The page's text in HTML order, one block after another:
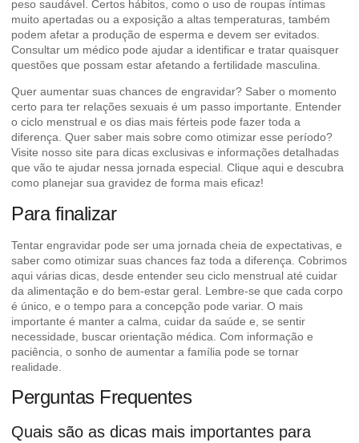
peso saudável. Certos hábitos, como o uso de roupas íntimas
muito apertadas ou a exposição a altas temperaturas, também
podem afetar a produção de esperma e devem ser evitados.
Consultar um médico pode ajudar a identificar e tratar quaisquer
questões que possam estar afetando a fertilidade masculina.
Quer aumentar suas chances de engravidar? Saber o momento
certo para ter relações sexuais é um passo importante. Entender
o ciclo menstrual e os dias mais férteis pode fazer toda a
diferença. Quer saber mais sobre como otimizar esse período?
Visite nosso site para dicas exclusivas e informações detalhadas
que vão te ajudar nessa jornada especial. Clique aqui e descubra
como planejar sua gravidez de forma mais eficaz!
Para finalizar
Tentar engravidar pode ser uma jornada cheia de expectativas, e
saber como otimizar suas chances faz toda a diferença. Cobrimos
aqui várias dicas, desde entender seu ciclo menstrual até cuidar
da alimentação e do bem-estar geral. Lembre-se que cada corpo
é único, e o tempo para a concepção pode variar. O mais
importante é manter a calma, cuidar da saúde e, se sentir
necessidade, buscar orientação médica. Com informação e
paciência, o sonho de aumentar a família pode se tornar
realidade.
Perguntas Frequentes
Quais são as dicas mais importantes para